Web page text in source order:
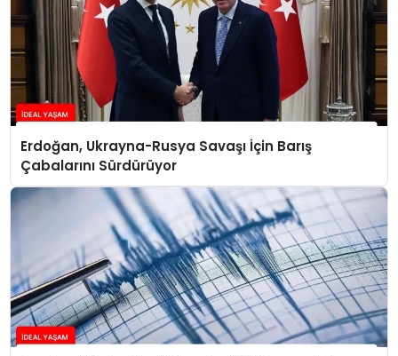
Erdoğan, Ukrayna-Rusya Savaşı İçin Barış
Çabalarını Sürdürüyor